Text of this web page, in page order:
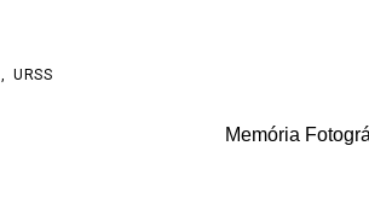
, URSS
Memória